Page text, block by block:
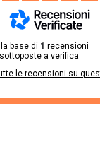
base di 1 recensioni
sottoposte a verifica
le recensioni su